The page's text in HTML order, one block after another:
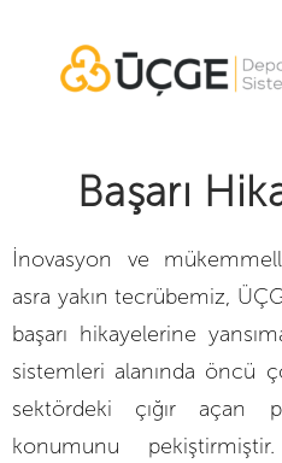
Başarı
İnovasyon ve
asra yakın tecrübemiz,
başarı hikayelerine
sistemleri alanında öncü
sektördeki çığır açan
konumunu